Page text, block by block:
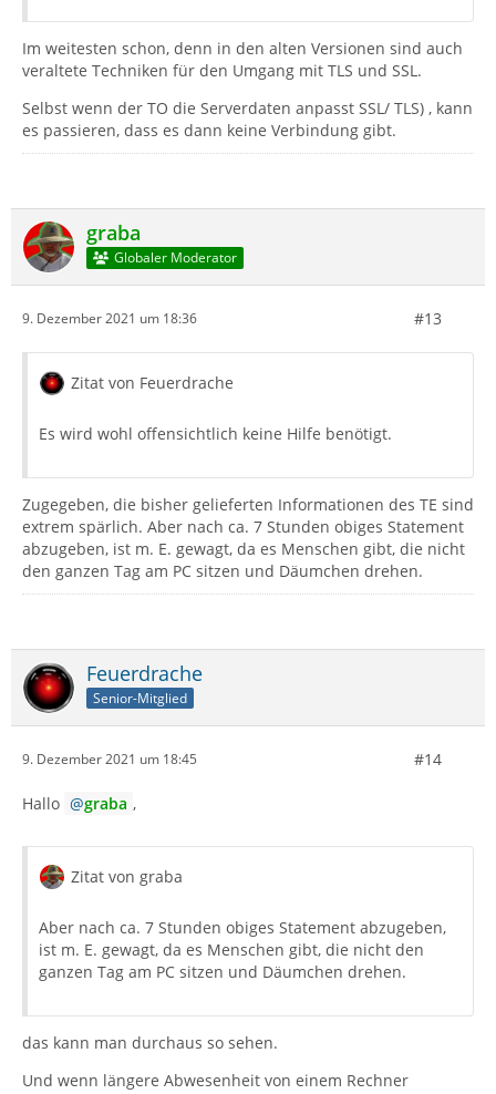
Im weitesten schon, denn in den alten Versionen sind auch
veraltete Techniken für den Umgang mit TLS und SSL.
Selbst wenn der TO die Serverdaten anpasst SSL/ TLS) , kann
es passieren, dass es dann keine Verbindung gibt.
graba
Globaler Moderator
9. Dezember 2021 um 18:36 #13
Zitat von Feuerdrache
Es wird wohl offensichtlich keine Hilfe benötigt.
Zugegeben, die bisher gelieferten Informationen des TE sind
extrem spärlich. Aber nach ca. 7 Stunden obiges Statement
abzugeben, ist m. E. gewagt, da es Menschen gibt, die nicht
den ganzen Tag am PC sitzen und Däumchen drehen.
Feuerdrache
Senior-Mitglied
9. Dezember 2021 um 18:45 #14
Hallo graba ,
Zitat von graba
Aber nach ca. 7 Stunden obiges Statement abzugeben,
ist m. E. gewagt, da es Menschen gibt, die nicht den
ganzen Tag am PC sitzen und Däumchen drehen.
das kann man durchaus so sehen.
Und wenn längere Abwesenheit von einem Rechner